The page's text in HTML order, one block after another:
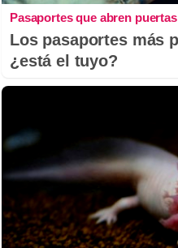
Pasaportes que abren puertas
Los pasaportes más
¿está el tuyo?